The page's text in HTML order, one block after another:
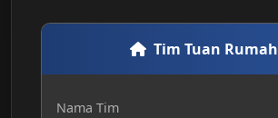
Tim Tuan Rumah
Nama Tim